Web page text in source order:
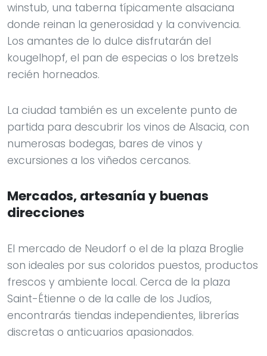
winstub, una taberna típicamente alsaciana
donde reinan la generosidad y la convivencia.
Los amantes de lo dulce disfrutarán del
kougelhopf, el pan de especias o los bretzels
recién horneados.
La ciudad también es un excelente punto de
partida para descubrir los vinos de Alsacia, con
numerosas bodegas, bares de vinos y
excursiones a los viñedos cercanos.
Mercados, artesanía y buenas
direcciones
El mercado de Neudorf o el de la plaza Broglie
son ideales por sus coloridos puestos, productos
frescos y ambiente local. Cerca de la plaza
Saint-Étienne o de la calle de los Judíos,
encontrarás tiendas independientes, librerías
discretas o anticuarios apasionados.